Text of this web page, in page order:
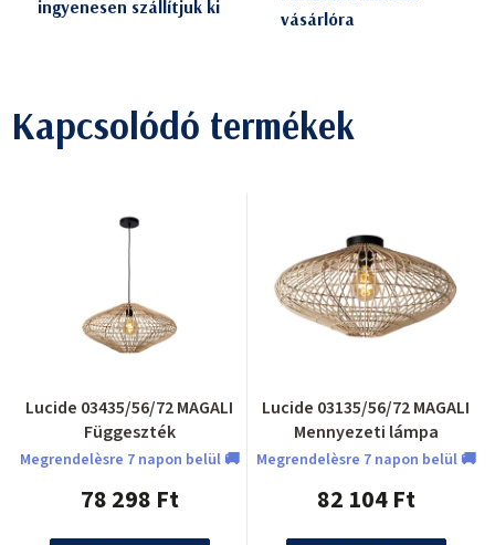
ingyenesen szállítjuk ki
vásárlóra
Kapcsolódó termékek
Lucide 03435/56/72 MAGALI
Függeszték
Megrendelèsre 7 napon belül 🚚
78 298 Ft
Lucide 03135/56/72 MAGALI
Mennyezeti lámpa
Megrendelèsre 7 napon belül 🚚
82 104 Ft